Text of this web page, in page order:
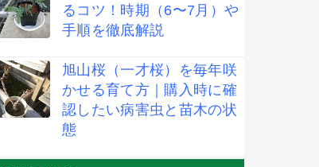
るコツ！時期（6〜7月）や
手順を徹底解説
旭山桜（一才桜）を毎年咲
かせる育て方｜購入時に確
認したい病害虫と苗木の状
態